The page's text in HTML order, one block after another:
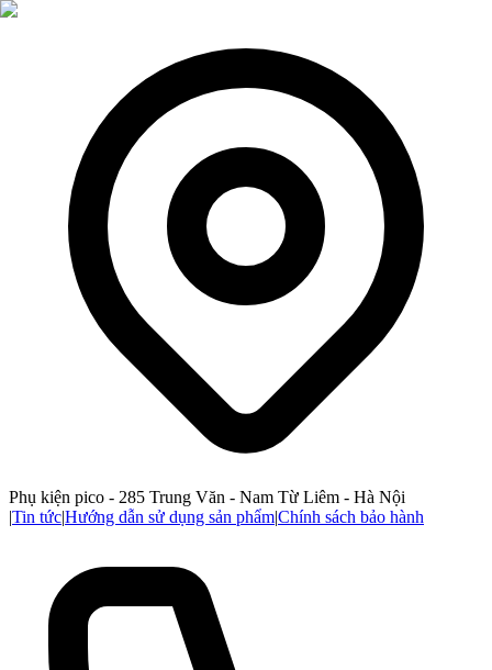
Phụ kiện pico - 285 Trung Văn - Nam Từ Liêm - Hà Nội
|Tin tức|Hướng dẫn sử dụng sản phẩm|Chính sách bảo hành